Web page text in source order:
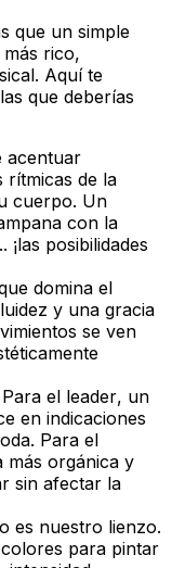
que un simple
rico,
Aquí te
que deberías
acentuar
rítmicas de la
cuerpo. Un
con la
posibilidades
domina el
y una gracia
se ven
Para el leader, un
en indicaciones
Para el
más orgánica y
sin afectar la
es nuestro lienzo.
para pintar